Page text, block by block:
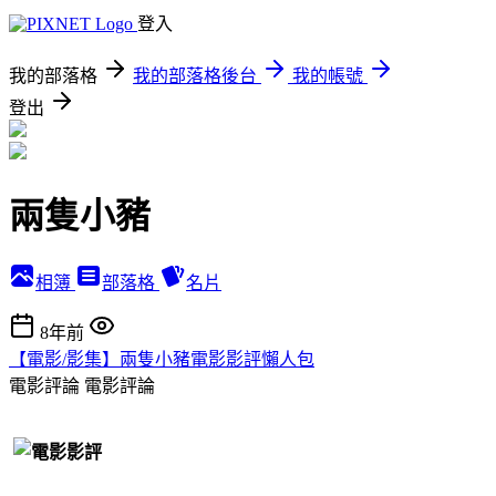
登入
我的部落格 我的部落格後台
我的帳號
登出
兩隻小豬
相簿 部落格 名片
8年前
【電影/影集】兩隻小豬電影影評懶人包
電影評論 電影評論